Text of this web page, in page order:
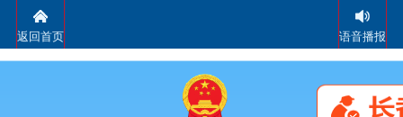
返回首页 语音播报